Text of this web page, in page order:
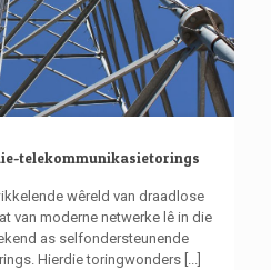
telekommunikasietorings
wêreld van draadlose
van moderne netwerke lê in die
as selfondersteunende
Hierdie toringwonders [...]